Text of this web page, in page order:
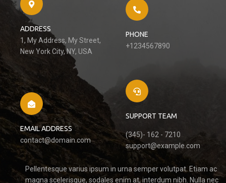
ADDRESS
1, My Address, My Street,
New York City, NY, USA
PHONE
+1234567890
EMAIL ADDRESS
contact@domain.com
SUPPORT TEAM
(345)- 162 - 7210
support@example.com
Pellentesque varius ipsum in urna semper volutpat. Etiam ac
magna scelerisque, sodales enim at, interdum nibh. Nulla nec